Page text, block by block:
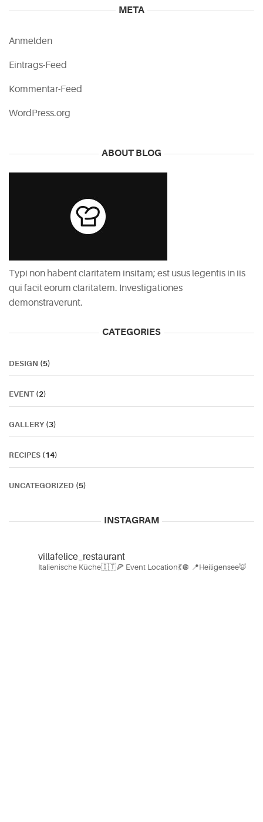
META
Anmelden
Eintrags-Feed
Kommentar-Feed
WordPress.org
ABOUT BLOG
Typi non habent claritatem insitam; est usus legentis in iis
qui facit eorum claritatem. Investigationes
demonstraverunt.
CATEGORIES
DESIGN (5)
EVENT(2)
GALLERY (3)
RECIPES (14)
UNCATEGORIZED (5)
INSTAGRAM
villafelice_restaurant
Italienische Küche🇮🇹🍕 Event Location💃🪩 📍Heiligensee🦊